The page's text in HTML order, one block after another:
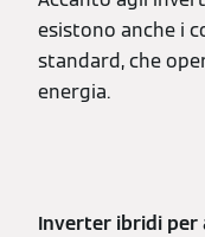
esistono anche i
standard, che
energia.
Inverter ibridi per